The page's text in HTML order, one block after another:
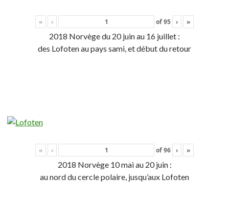
« ‹ of95 › »
2018 Norvège du 20 juin au 16 juillet :
des Lofoten au pays sami, et début du retour
« ‹ of96 › »
2018 Norvège 10 mai au 20 juin :
au nord du cercle polaire, jusqu’aux Lofoten